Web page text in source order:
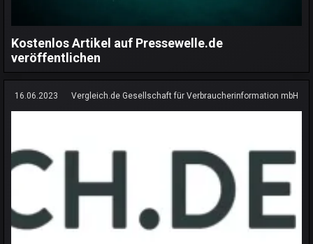
Kostenlos Artikel auf Pressewelle.de
veröffentlichen
16.06.2023 Vergleich.de Gesellschaft für Verbraucherinformation mbH